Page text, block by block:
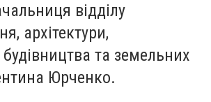
відділу
архітектури,
будівництва та земельних
Юрченко.